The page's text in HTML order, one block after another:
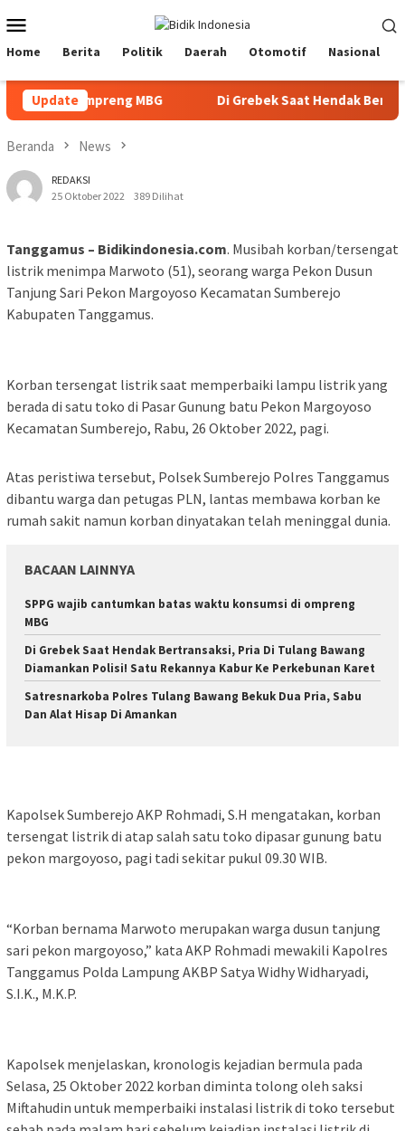
ke
kontenMobile
Home Berita Politik Daerah Otomotif Nasional
Update
di ompreng MBG Di Grebek Saat Hendak
Beranda News
REDAKSI
25 Oktober 2022
389 Dilihat
Tanggamus – Bidikindonesia.com. Musibah korban/tersengat
listrik menimpa Marwoto (51), seorang warga Pekon Dusun
Tanjung Sari Pekon Margoyoso Kecamatan Sumberejo
Kabupaten Tanggamus.
Korban tersengat listrik saat memperbaiki lampu listrik yang
berada di satu toko di Pasar Gunung batu Pekon Margoyoso
Kecamatan Sumberejo, Rabu, 26 Oktober 2022, pagi.
Atas peristiwa tersebut, Polsek Sumberejo Polres Tanggamus
dibantu warga dan petugas PLN, lantas membawa korban ke
rumah sakit namun korban dinyatakan telah meninggal dunia.
BACAAN LAINNYA
SPPG wajib cantumkan batas waktu konsumsi di ompreng
MBG
Di Grebek Saat Hendak Bertransaksi, Pria Di Tulang Bawang
Diamankan Polisi! Satu Rekannya Kabur Ke Perkebunan Karet
Satresnarkoba Polres Tulang Bawang Bekuk Dua Pria, Sabu
Dan Alat Hisap Di Amankan
Kapolsek Sumberejo AKP Rohmadi, S.H mengatakan, korban
tersengat listrik di atap salah satu toko dipasar gunung batu
pekon margoyoso, pagi tadi sekitar pukul 09.30 WIB.
“Korban bernama Marwoto merupakan warga dusun tanjung
sari pekon margoyoso,” kata AKP Rohmadi mewakili Kapolres
Tanggamus Polda Lampung AKBP Satya Widhy Widharyadi,
S.I.K., M.K.P.
Kapolsek menjelaskan, kronologis kejadian bermula pada
Selasa, 25 Oktober 2022 korban diminta tolong oleh saksi
Miftahudin untuk memperbaiki instalasi listrik di toko tersebut